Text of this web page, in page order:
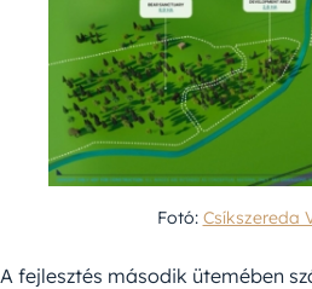
Fotó: Csíkszereda
A fejlesztés második ütemében